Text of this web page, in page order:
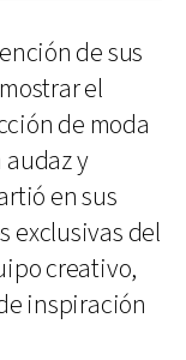
de sus
el
de moda
y
en sus
exclusivas del
creativo,
inspiración